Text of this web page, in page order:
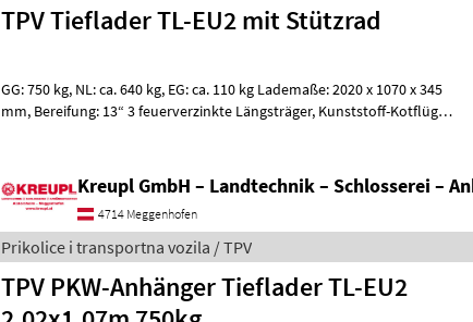
TPV Tieflader TL-EU2 mit Stützrad
GG: 750 kg, NL: ca. 640 kg, EG: ca. 110 kg Lademaße: 2020 x 1070 x 345
mm, Bereifung: 13“ 3 feuerverzinkte Längsträger, Kunststoff-Kotflügel
Kreupl GmbH – Landtechnik – Schlosserei –
4714 Meggenhofen
Prikolice i transportna vozila / TPV
TPV PKW-Anhänger Tieflader TL-EU2